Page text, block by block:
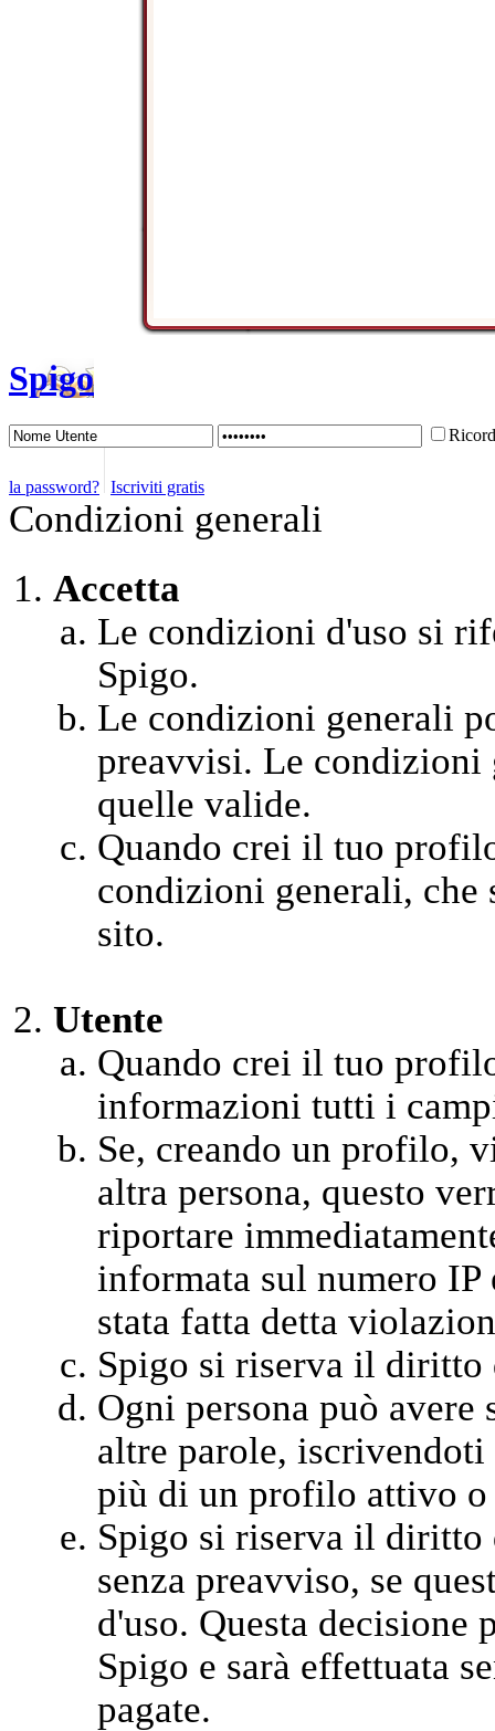
Spigo
la password? Iscriviti gratis
Condizioni generali
Accetta
Le condizioni d'uso si
Spigo.
Le condizioni generali
preavvisi. Le condizioni
quelle valide.
Quando crei il tuo
condizioni generali,
sito.
Utente
Quando crei il tuo
informazioni tutti i
Se, creando un profilo,
altra persona, questo
riportare
informata sul numero
stata fatta detta
Spigo si riserva il diritto
Ogni persona può
altre parole, iscrivendoti
più di un profilo attivo
Spigo si riserva il
senza preavviso, se
d'uso. Questa decisione
Spigo e sarà effettuata
pagate.